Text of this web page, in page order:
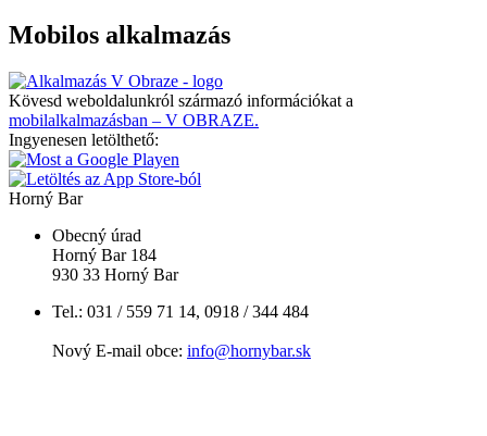
Mobilos alkalmazás
Kövesd weboldalunkról származó információkat a
mobilalkalmazásban – V OBRAZE.
Ingyenesen letölthető:
Horný Bar
Obecný úrad
Horný Bar 184
930 33 Horný Bar
Tel.: 031 / 559 71 14, 0918 / 344 484
Nový E-mail obce: info@hornybar.sk